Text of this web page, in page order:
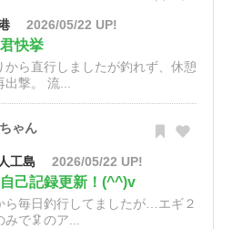
2026/05/22 UP!
快挙
から直行しましたが釣れず、休憩
出撃。 流...
ゃん
工島 2026/05/22 UP!
己記録更新！(^^)v
ら毎日釣行してましたが…エギ２
みで🦑のア...